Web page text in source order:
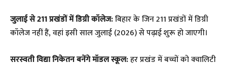
जुलाई से 211 प्रखंडों में डिग्री कॉलेज:बिहार के जिन 211 प्रखंडों में डिग्री
कॉलेज नहीं हैं, वहां इसी साल जुलाई (2026) से पढ़ाई शुरू हो जाएगी।
सरस्वती विद्या निकेतन बनेंगे मॉडल स्कूल:हर प्रखंड में बच्चों को क्वालिटी